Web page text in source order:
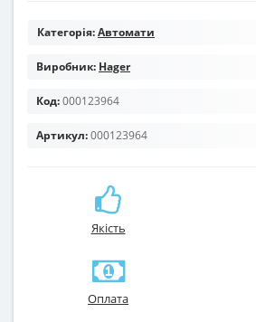
Категорія:Автомати
Виробник: Hager
Код:000123964
Артикул:000123964
Якість
Оплата